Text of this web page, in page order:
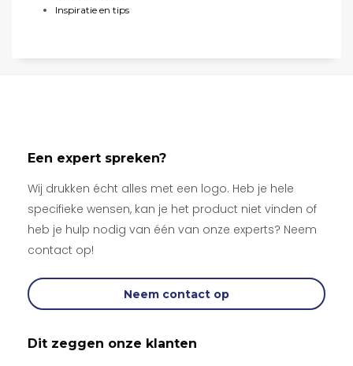
Inspiratie en tips
Een expert spreken?
Wij drukken écht alles met een logo. Heb je hele
specifieke wensen, kan je het product niet vinden of
heb je hulp nodig van één van onze experts? Neem
contact op!
Neem contact op
Dit zeggen onze klanten